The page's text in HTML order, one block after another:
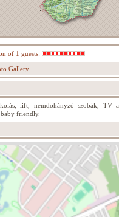
of 1 guests:
Gallery
lift, nemdohányzó szobák, TV a
friendly.